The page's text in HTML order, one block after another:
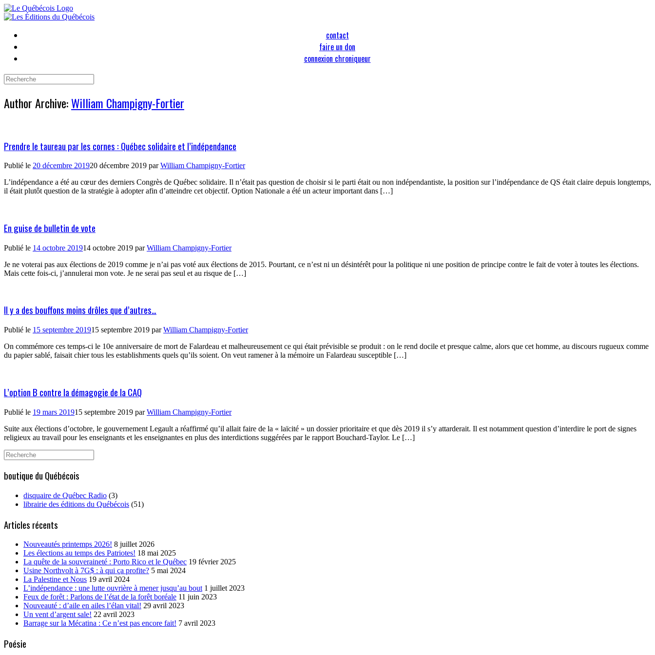
Skip
to
contact
faire un don
connexion chroniqueur
Search
Author Archive:William Champigny-Fortier
Prendre le taureau par les cornes : Québec solidaire et l’indépendance
Publié le 20 décembre 201920 décembre 2019 parWilliam Champigny-Fortier
L’indépendance a été au cœur des derniers Congrès de Québec solidaire. Il n’était pas question de choisir si le parti était ou non indépendantiste, la position sur l’indépendance de QS était claire depuis longtemps,
il était plutôt question de la stratégie à adopter afin d’atteindre cet objectif. Option Nationale a été un acteur important dans […]
En guise de bulletin de vote
Publié le 14 octobre 201914 octobre 2019 parWilliam Champigny-Fortier
Je ne voterai pas aux élections de 2019 comme je n’ai pas voté aux élections de 2015. Pourtant, ce n’est ni un désintérêt pour la politique ni une position de principe contre le fait de voter à toutes les élections.
Mais cette fois-ci, j’annulerai mon vote. Je ne serai pas seul et au risque de […]
Il y a des bouffons moins drôles que d’autres…
Publié le 15 septembre 201915 septembre 2019 parWilliam Champigny-Fortier
On commémore ces temps-ci le 10e anniversaire de mort de Falardeau et malheureusement ce qui était prévisible se produit : on le rend docile et presque calme, alors que cet homme, au discours rugueux comme
du papier sablé, faisait chier tous les establishments quels qu’ils soient. On veut ramener à la mémoire un Falardeau susceptible […]
L’option B contre la démagogie de la CAQ
Publié le 19 mars 201915 septembre 2019 parWilliam Champigny-Fortier
Suite aux élections d’octobre, le gouvernement Legault a réaffirmé qu’il allait faire de la « laïcité » un dossier prioritaire et que dès 2019 il s’y attarderait. Il est notamment question d’interdire le port de signes
religieux au travail pour les enseignants et les enseignantes en plus des interdictions suggérées par le rapport Bouchard-Taylor. Le […]
Search
for:
boutique du Québécois
disquaire de Québec Radio (3)
librairie des éditions du Québécois (51)
Articles récents
Nouveautés printemps 2026! 8 juillet 2026
Les élections au temps des Patriotes! 18 mai 2025
La quête de la souveraineté : Porto Rico et le Québec 19 février 2025
Usine Northvolt à 7G$ : à qui ça profite? 5 mai 2024
La Palestine et Nous 19 avril 2024
L’indépendance : une lutte ouvrière à mener jusqu’au bout 1 juillet 2023
Feux de forêt : Parlons de l’état de la forêt boréale 11 juin 2023
Nouveauté : d’aile en ailes l’élan vital! 29 avril 2023
Un vent d’argent sale! 22 avril 2023
Barrage sur la Mécatina : Ce n’est pas encore fait! 7 avril 2023
Poésie